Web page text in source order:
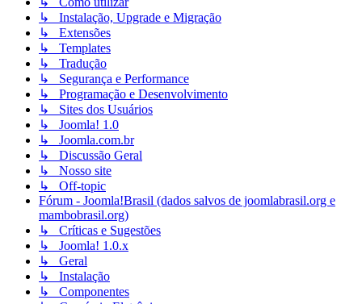
↳ Instalação, Upgrade e Migração
↳ Extensões
↳ Templates
↳ Tradução
↳ Segurança e Performance
↳ Programação e Desenvolvimento
↳ Sites dos Usuários
↳ Joomla! 1.0
↳ Joomla.com.br
↳ Discussão Geral
↳ Nosso site
↳ Off-topic
Fórum - Joomla!Brasil (dados salvos de joomlabrasil.org e
mambobrasil.org)
↳ Críticas e Sugestões
↳ Joomla! 1.0.x
↳ Geral
↳ Instalação
↳ Componentes